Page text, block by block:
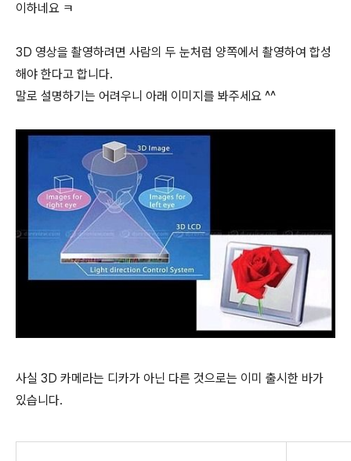
이하네요 ㅋ
3D 영상을 촬영하려면 사람의 두 눈처럼 양쪽에서 촬영하여 합성
해야 한다고 합니다.
말로 설명하기는 어려우니 아래 이미지를 봐주세요 ^^
사실 3D 카메라는 디카가 아닌 다른 것으로는 이미 출시한 바가
있습니다.